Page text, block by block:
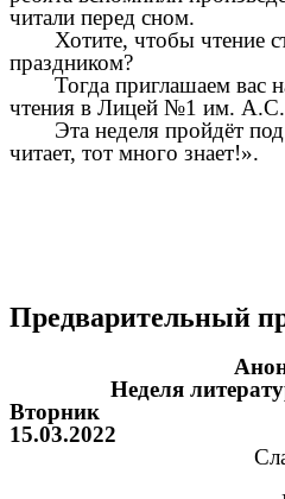
читали перед сном.
Хотите, чтобы чтение
праздником?
Тогда приглашаем вас
чтения в Лицей №1 им.
Эта неделя пройдёт
читает, тот много знает!».
Предварительный
Неделя
Вторник
15.03.2022